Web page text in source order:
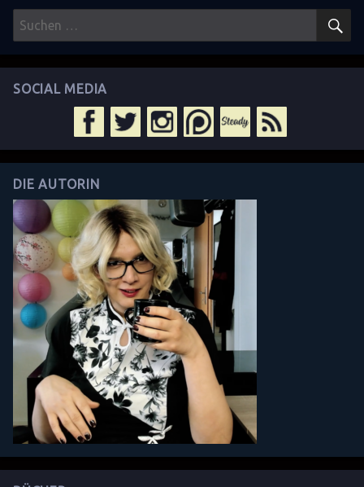
Suchen
nach:
SOCIAL MEDIA
DIE AUTORIN